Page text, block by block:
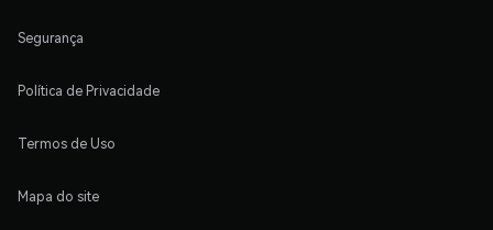
Segurança
Política de Privacidade
Termos de Uso
Mapa do site